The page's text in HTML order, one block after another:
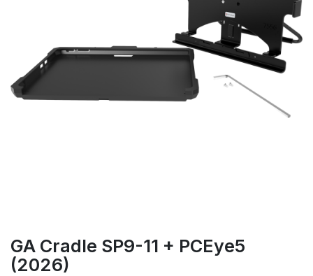
GA Cradle SP9-11 + PCEye5
(2026)